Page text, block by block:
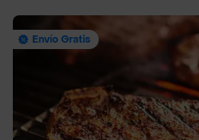
Envío Gratis